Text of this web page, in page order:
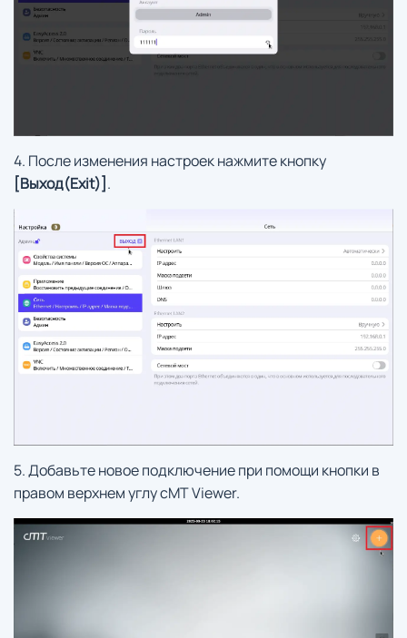
4. После изменения настроек нажмите кнопку
[Выход(Exit)].
5. Добавьте новое подключение при помощи кнопки в
правом верхнем углу cMT Viewer.